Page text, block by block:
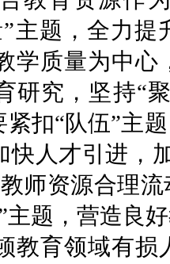
主题，全力
学质量为中
研究，坚持“
紧扣“队伍”主
快人才引进，
师资源合理
主题，营造良
教育领域有